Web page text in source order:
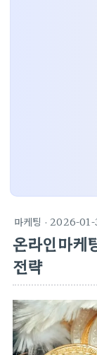
마케팅 · 2026-01-
온라인마케
전략